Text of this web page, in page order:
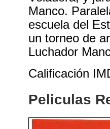
Manco.
escuela del
un torneo de
Luchador
Calificación
Peliculas